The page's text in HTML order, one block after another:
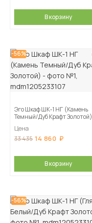
В корзину
-56%
Эго Шкаф ШК-1 НГ (Камень
Темный/Дуб Крафт Золотой)
Цена
33 435 14 860
В корзину
-56%